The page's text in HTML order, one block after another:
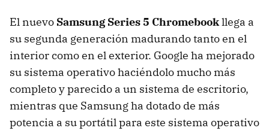
El nuevo Samsung Series 5 Chromebookllega a
su segunda generación madurando tanto en el
interior como en el exterior. Google ha mejorado
su sistema operativo haciéndolo mucho más
completo y parecido a un sistema de escritorio,
mientras que Samsung ha dotado de más
potencia a su portátil para este sistema operativo